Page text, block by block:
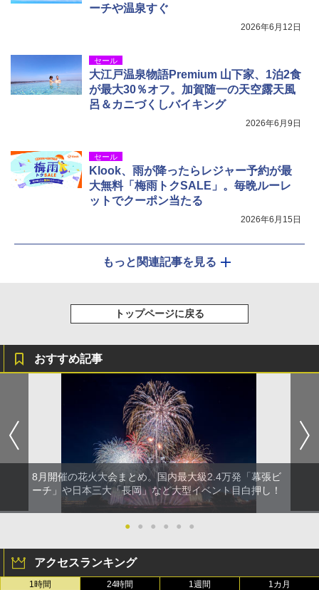
ーチや温泉すぐ
2026年6月12日
セール
大江戸温泉物語Premium 山下家、1泊2食
が最大30％オフ。加賀随一の天空露天風
呂＆カニづくしバイキング
2026年6月9日
セール
Klook、雨が降ったらレジャー予約が最
大無料「梅雨トクSALE」。毎晩ルーレ
ットでクーポン当たる
2026年6月15日
もっと関連記事を見る
トップページに戻る
おすすめ記事
8月開催の花火大会まとめ。国内最大級2.4万発「幕張ビ
ーチ」や日本三大「長岡」など大型イベント目白押し！
● ● ● ● ● ●
アクセスランキング
1時間 24時間 1週間 1カ月